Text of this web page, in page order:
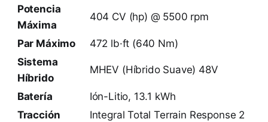
Potencia
Máxima
404 CV (hp) @ 5500 rpm
Par Máximo
472 lb·ft (640 Nm)
Sistema
Híbrido
MHEV (Híbrido Suave) 48V
Batería
Ión-Litio, 13.1 kWh
Tracción
Integral Total Terrain Response 2